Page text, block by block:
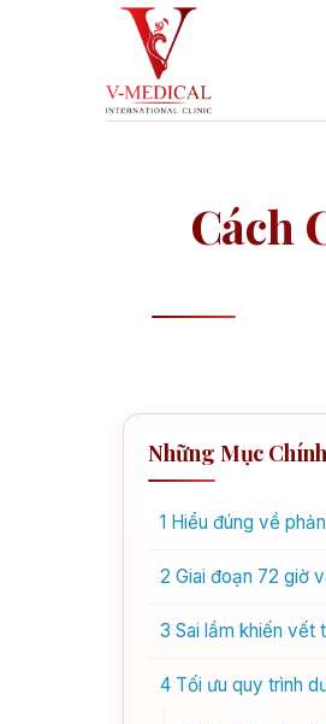
Cách
Những Mục Chính
1 Hiểu đúng về
2 Giai đoạn 72 giờ
3 Sai lầm khiến vết
4 Tối ưu quy trình